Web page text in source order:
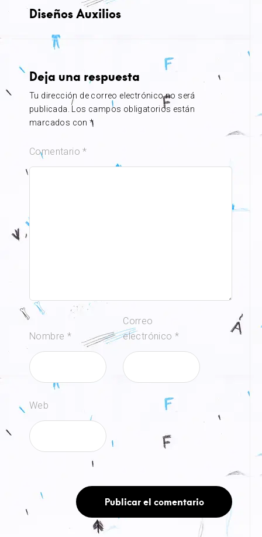
Diseños Auxilios
Deja una respuesta
Tu dirección de correo electrónico no será
publicada.
Los campos obligatorios están
marcados con*
Comentario*
Nombre *
Correo
electrónico *
Web